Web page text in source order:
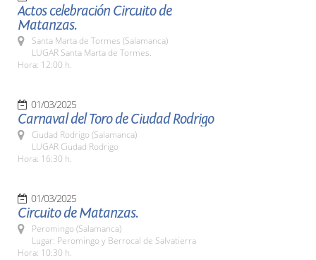
Actos celebración Circuito de
Matanzas.
Santa Marta de Tormes (Salamanca)
LUGAR Santa Marta de Tormes.
Hora: 12:00 h.
01/03/2025
Carnaval del Toro de Ciudad Rodrigo
Ciudad Rodrigo (Salamanca)
LUGAR Ciudad Rodrigo
Hora: 16:30 h.
01/03/2025
Circuito de Matanzas.
Peromingo (Salamanca)
Lugar: Peromingo y Berrocal de Salvatierra
Hora: 10:30 h.